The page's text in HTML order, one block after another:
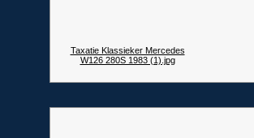
Taxatie Klassieker Mercedes
W126 280S 1983 (1).jpg